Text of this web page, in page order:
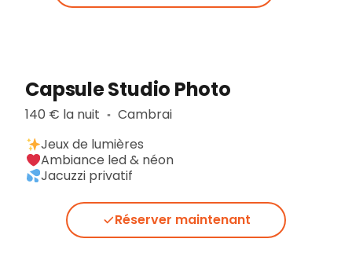
Capsule Studio Photo
140 € la nuit ▪︎ Cambrai
Jeux de lumières
Ambiance led & néon
Jacuzzi privatif
Réserver maintenant